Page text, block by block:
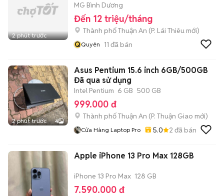
2 phút trước
MG Bình Dương
Đến 12 triệu/tháng
Thành phố Thuận An (P. Lái Thiêu mới)
QQuyên 11 đã bán
2 phút trước 4
Asus Pentium 15.6 inch 6GB/500GB
Đã qua sử dụng
Intel Pentium 6 GB 500 GB
999.000 đ
Thành phố Thuận An (P. Thuận Giao mới)
Cửa Hàng Laptop Pro 5.0 2 đã bán
Apple iPhone 13 Pro Max 128GB
iPhone 13 Pro Max 128 GB
7.590.000 đ